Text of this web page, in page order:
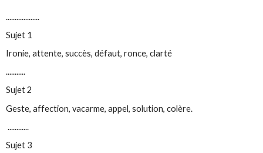
...................
Sujet 1
Ironie, attente, succès, défaut, ronce, clarté
...........
Sujet 2
Geste, affection, vacarme, appel, solution, colère.
............
Sujet 3